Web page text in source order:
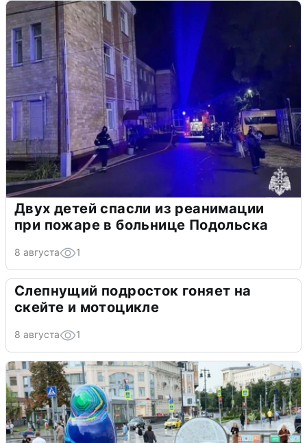
Двух детей спасли из реанимации
при пожаре в больнице Подольска
8 августа 1
Слепнущий подросток гоняет на
скейте и мотоцикле
8 августа 1